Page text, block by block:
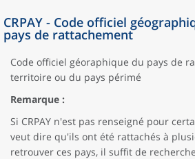
CRPAY - Code officiel
pays de rattachement
Code officiel géoraphique du pays de
territoire ou du pays périmé
Remarque :
Si CRPAY n'est pas renseigné pour
veut dire qu'ils ont été rattachés à
retrouver ces pays, il suffit de